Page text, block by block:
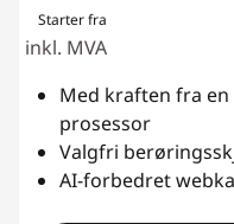
Starter fra
inkl. MVA
Med kraften fra
prosessor
Valgfri
AI-forbedret